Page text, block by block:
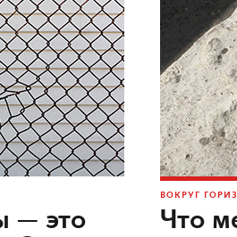
— это
ВОКРУГ
Что